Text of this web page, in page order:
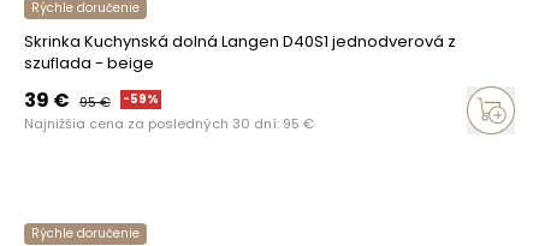
Rýchle doručenie
Skrinka Kuchynská dolná Langen D40S1 jednodverová z
szuflada - beige
39 € 95€ -59%
Najnižšia cena za posledných 30 dní: 95 €
Rýchle doručenie